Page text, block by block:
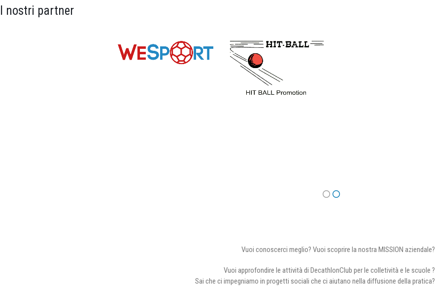
I nostri partner
Vuoi conoscerci meglio? Vuoi scoprire la nostra MISSION aziendale?
Vuoi approfondire le attività di DecathlonClub per le colletività e le scuole ?
Sai che ci impegniamo in progetti sociali che ci aiutano nella diffusione della pratica?